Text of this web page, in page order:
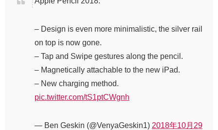
– Design is even more minimalistic, the silver rail
on top is now gone.
– Tap and Swipe gestures along the pencil.
– Magnetically attachable to the new iPad.
– New charging method.
pic.twitter.com/tS1ptCWgnh
— Ben Geskin (@VenyaGeskin1) 2018年10月29